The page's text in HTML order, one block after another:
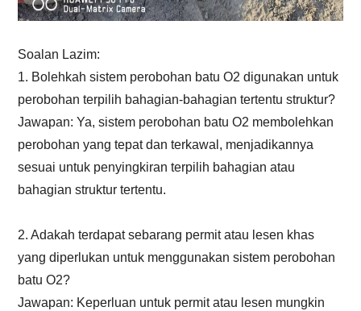
Soalan Lazim:
1. Bolehkah sistem perobohan batu O2 digunakan untuk
perobohan terpilih bahagian-bahagian tertentu struktur?
Jawapan: Ya, sistem perobohan batu O2 membolehkan
perobohan yang tepat dan terkawal, menjadikannya
sesuai untuk penyingkiran terpilih bahagian atau
bahagian struktur tertentu.
2. Adakah terdapat sebarang permit atau lesen khas
yang diperlukan untuk menggunakan sistem perobohan
batu O2?
Jawapan: Keperluan untuk permit atau lesen mungkin